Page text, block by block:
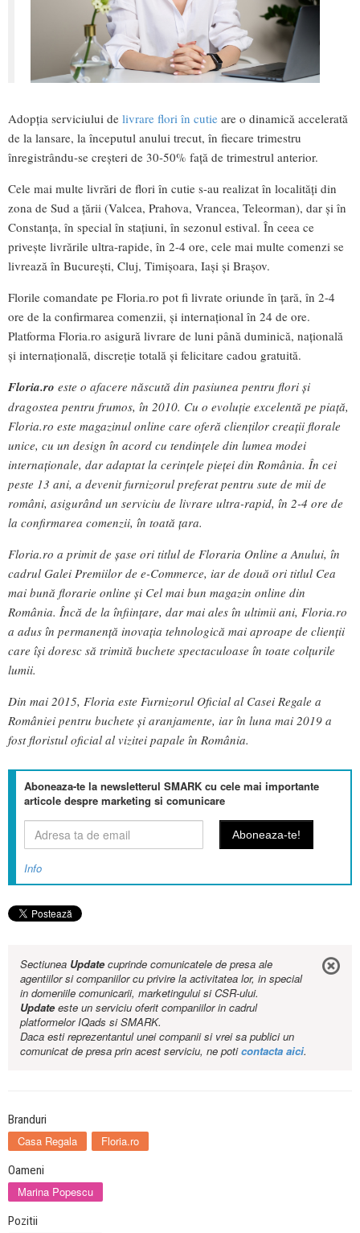
Adopția serviciului de livrare flori în cutie are o dinamică accelerată
de la lansare, la începutul anului trecut, în fiecare trimestru
înregistrându-se creșteri de 30-50% față de trimestrul anterior.
Cele mai multe livrări de flori în cutie s-au realizat în localități din
zona de Sud a țării (Valcea, Prahova, Vrancea, Teleorman), dar și în
Constanța, în special în stațiuni, în sezonul estival. În ceea ce
privește livrările ultra-rapide, în 2-4 ore, cele mai multe comenzi se
livrează în București, Cluj, Timișoara, Iași și Brașov.
Florile comandate pe Floria.ro pot fi livrate oriunde în țară, în 2-4
ore de la confirmarea comenzii, și internațional în 24 de ore.
Platforma Floria.ro asigură livrare de luni până duminică, națională
și internațională, discreție totală și felicitare cadou gratuită.
Floria.ro este o afacere născută din pasiunea pentru flori și
dragostea pentru frumos, în 2010. Cu o evoluție excelentă pe piață,
Floria.ro este magazinul online care oferă clienților creații florale
unice, cu un design în acord cu tendințele din lumea modei
internaționale, dar adaptat la cerințele pieței din România. În cei
peste 13 ani, a devenit furnizorul preferat pentru sute de mii de
români, asigurând un serviciu de livrare ultra-rapid, în 2-4 ore de
la confirmarea comenzii, în toată țara.
Floria.ro a primit de șase ori titlul de Floraria Online a Anului, în
cadrul Galei Premiilor de e-Commerce, iar de două ori titlul Cea
mai bună florarie online și Cel mai bun magazin online din
România. Încă de la înființare, dar mai ales în ultimii ani, Floria.ro
a adus în permanență inovația tehnologică mai aproape de clienții
care își doresc să trimită buchete spectaculoase în toate colțurile
lumii.
Din mai 2015, Floria este Furnizorul Oficial al Casei Regale a
României pentru buchete și aranjamente, iar în luna mai 2019 a
fost floristul oficial al vizitei papale în România.
Aboneaza-te la newsletterul SMARK cu cele mai importante
articole despre marketing si comunicare
Info
Sectiunea Updatecuprinde comunicatele de presa ale
agentiilor si companiilor cu privire la activitatea lor, in special
in domeniile comunicarii, marketingului si CSR-ului.
Updateeste un serviciu oferit companiilor in cadrul
platformelor IQads si SMARK.
Daca esti reprezentantul unei companii si vrei sa publici un
comunicat de presa prin acest serviciu, ne poticontacta aici.
Branduri
Casa Regala Floria.ro
Oameni
Marina Popescu
Pozitii